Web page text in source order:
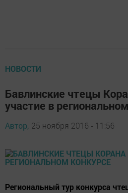
НОВОСТИ
Бавлинские чтецы
участие в
Автор, 25 ноября 2016 - 11:56
Региональный тур конкурса